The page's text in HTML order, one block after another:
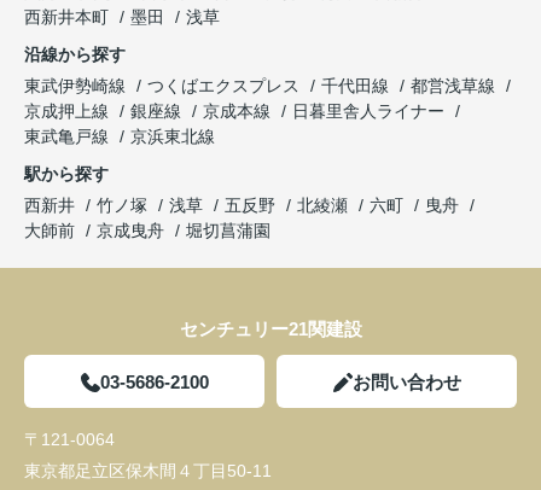
西新井本町
墨田
浅草
沿線から探す
東武伊勢崎線
つくばエクスプレス 千代田線
都営浅草線
京成押上線
銀座線 京成本線
日暮里舎人ライナー
東武亀戸線
京浜東北線
駅から探す
西新井
竹ノ塚 浅草 五反野 北綾瀬 六町
曳舟
大師前
京成曳舟 堀切菖蒲園
センチュリー21関建設
03-5686-2100 お問い合わせ
〒121-0064
東京都足立区保木間４丁目50-11